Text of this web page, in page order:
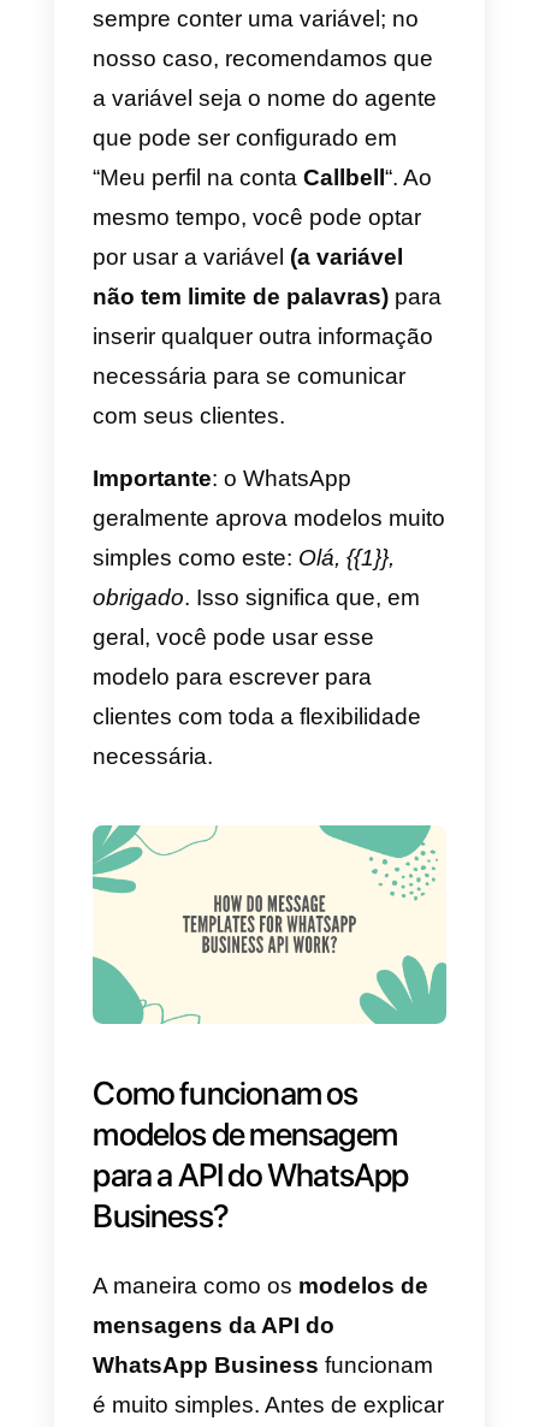
em contato anteriormente
sua empresa ou que não
respondeu a um chat existente
nas últimas 24 horas desde sua
última resposta.
É importante observar que, uma
vez que o contato escreva a
primeira mensagem para sua
empresa, você poderá responder
todas as mensagens
desejar durante as primeiras 24
horas.
Passadas 24 horas desde a
última mensagem do cliente,
deve usar um modelo de
previamente aprovado pelo
WhatsApp.
Importante:os modelos devem
sempre conter uma variável; no
a variável seja o nome do agente
que pode ser configurado em
“Meu perfil na conta Callbell
por usar a variável(a variável
não tem limite de palavras)
inserir qualquer outra informação